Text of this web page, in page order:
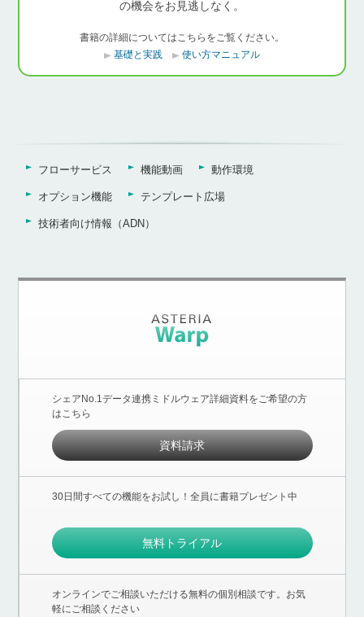
の機会をお見逃しなく。
書籍の詳細についてはこちらをご覧ください。
基礎と実践
使い方マニュアル
フローサービス 機能動画 動作環境
オプション機能 テンプレート広場
技術者向け情報（ADN）
シェアNo.1データ連携ミドルウェア詳細資料をご希望の方
はこちら
資料請求
30日間すべての機能をお試し！全員に書籍プレゼント中
無料トライアル
オンラインでご相談いただける無料の個別相談です。お気
軽にご相談ください